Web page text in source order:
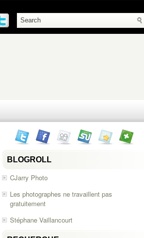
BLOGROLL
CJarry Photo
Les photographes ne travaillent pas
gratuitement
Stéphane Vaillancourt